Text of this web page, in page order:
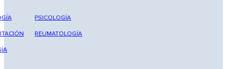
PSICOLOGÍA
REUMATOLOGÍA